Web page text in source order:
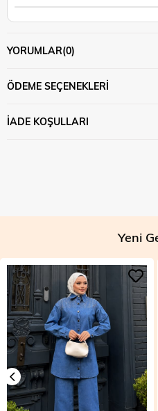
YORUMLAR(0)
ÖDEME SEÇENEKLERI
İADE KOŞULLARI
Yeni